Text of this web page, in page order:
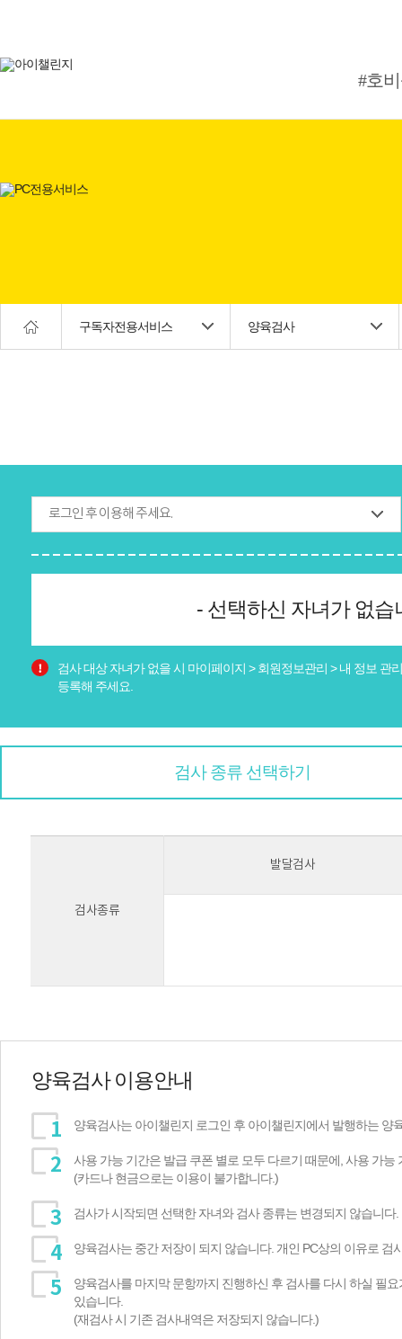
#호
구독자전용서비스 양육검사
로그인 후 이용해 주세요.
- 선택하신 자녀가 없습
검사 대상 자녀가 없을 시 마이페이지 > 회원정보관리 > 내 정보 관
등록해 주세요.
검사 종류 선택하기
검사종류
발달검사
양육검사 이용안내
양육검사는 아이챌린지 로그인 후 아이챌린지에서 발행하는 양
사용 가능 기간은 발급 쿠폰 별로 모두 다르기 때문에, 사용 가
(카드나 현금으로는 이용이 불가합니다.)
검사가 시작되면 선택한 자녀와 검사 종류는 변경되지 않습니다.
양육검사는 중간 저장이 되지 않습니다. 개인 PC상의 이유로
양육검사를 마지막 문항까지 진행하신 후 검사를 다시 하실 필
있습니다.
(재검사 시 기존 검사내역은 저장되지 않습니다.)